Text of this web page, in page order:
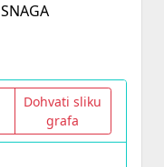
SNAGA
Dohvati sliku
grafa